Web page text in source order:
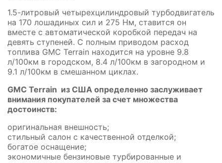
1.5-литровый четырехцилиндровый турбодвигатель
на 170 лошадиных сил и 275 Нм, ставится он
вместе с автоматической коробкой передач на
девять ступеней. С полным приводом расход
топлива GMC Terrain находится на уровне 9.8
л/100км в городском, 8.4 л/100км в загородном и
9.1 л/100км в смешанном циклах.
GMC Terrain из США определенно заслуживает
внимания покупателей за счет множества
достоинств:
оригинальная внешность;
стильный салон с качественной отделкой;
богатое оснащение;
экономичные бензиновые турбированные и